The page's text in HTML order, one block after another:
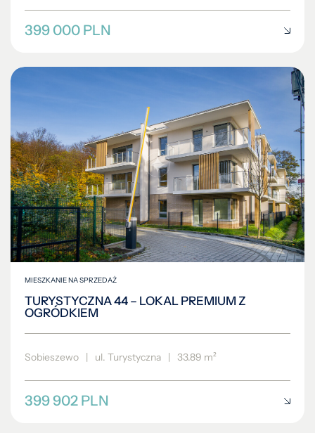
399 000 PLN
MIESZKANIE NA SPRZEDAŻ
TURYSTYCZNA 44 – LOKAL PREMIUM Z
OGRÓDKIEM
Sobieszewo ul. Turystyczna 33.89 m²
399 902 PLN